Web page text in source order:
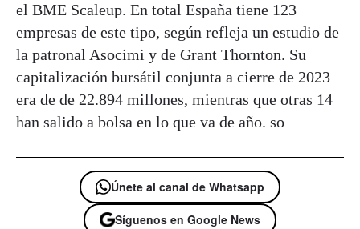
el BME Scaleup. En total España tiene 123
empresas de este tipo, según refleja un estudio de
la patronal Asocimi y de Grant Thornton. Su
capitalización bursátil conjunta a cierre de 2023
era de de 22.894 millones, mientras que otras 14
han salido a bolsa en lo que va de año. so
Únete al canal de Whatsapp
Síguenos en Google News